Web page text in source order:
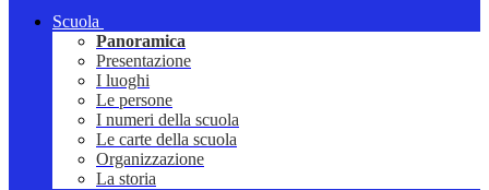
Scuola
Panoramica
Presentazione
I luoghi
Le persone
I numeri della scuola
Le carte della scuola
Organizzazione
La storia